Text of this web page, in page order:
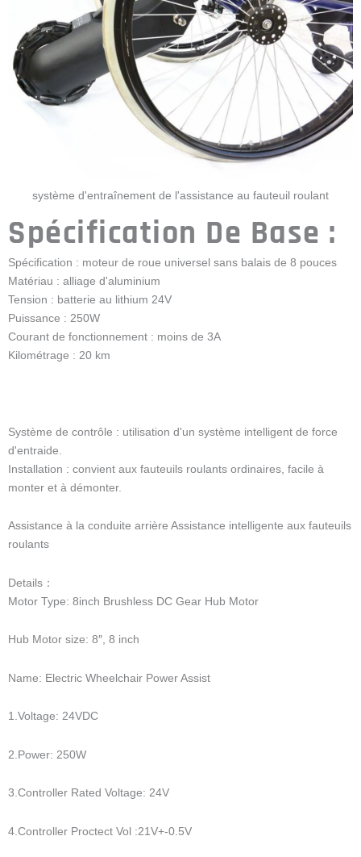
système d'entraînement de l'assistance au fauteuil roulant
Spécification De Base :
Spécification : moteur de roue universel sans balais de 8 pouces
Matériau : alliage d'aluminium
Tension : batterie au lithium 24V
Puissance : 250W
Courant de fonctionnement : moins de 3A
Kilométrage : 20 km
Système de contrôle : utilisation d'un système intelligent de force
d'entraide.
Installation : convient aux fauteuils roulants ordinaires, facile à
monter et à démonter.
Assistance à la conduite arrière Assistance intelligente aux fauteuils
roulants
Details：
Motor Type: 8inch Brushless DC Gear Hub Motor
Hub Motor size: 8″, 8 inch
Name: Electric Wheelchair Power Assist
1.Voltage: 24VDC
2.Power: 250W
3.Controller Rated Voltage: 24V
4.Controller Proctect Vol :21V+-0.5V